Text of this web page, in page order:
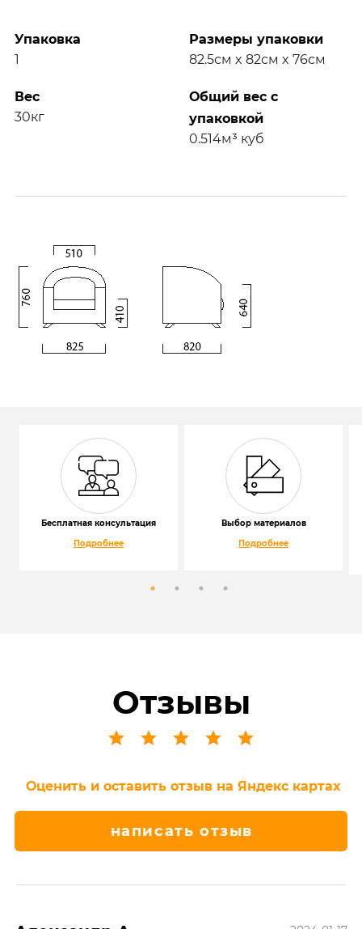
Упаковка
1
Размеры упаковки
82.5см x 82см x 76см
Вес
30кг
Общий вес с
упаковкой
0.514м³ куб
Бесплатная консультация
Подробнее
Выбор материалов
Подробнее
Отзывы
Оценить и оставить отзыв на Яндекс картах
написать отзыв